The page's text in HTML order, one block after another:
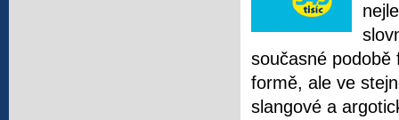
současné podobě
formě, ale ve
slangové a